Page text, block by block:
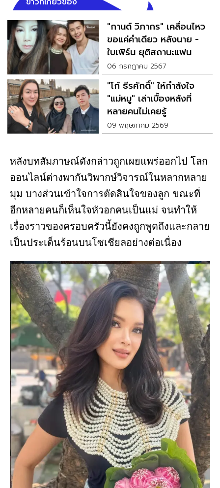
"กานต์ วิภากร" เคลื่อนไหว
ขอแค่คำเดียว หลังนาย -
ใบเฟิร์น ยุติสถานะแฟน
06 กรกฎาคม 2567
"โก้ ธีรศักดิ์" ให้กำลังใจ
"แม่หมู" เล่าเบื้องหลังที่
หลายคนไม่เคยรู้
09 พฤษภาคม 2569
หลังบทสัมภาษณ์ดังกล่าวถูกเผยแพร่ออกไป โลก
ออนไลน์ต่างพากันวิพากษ์วิจารณ์ในหลากหลาย
มุม บางส่วนเข้าใจการตัดสินใจของลูก ขณะที่
อีกหลายคนก็เห็นใจหัวอกคนเป็นแม่ จนทำให้
เรื่องราวของครอบครัวนี้ยังคงถูกพูดถึงและกลาย
เป็นประเด็นร้อนบนโซเชียลอย่างต่อเนื่อง